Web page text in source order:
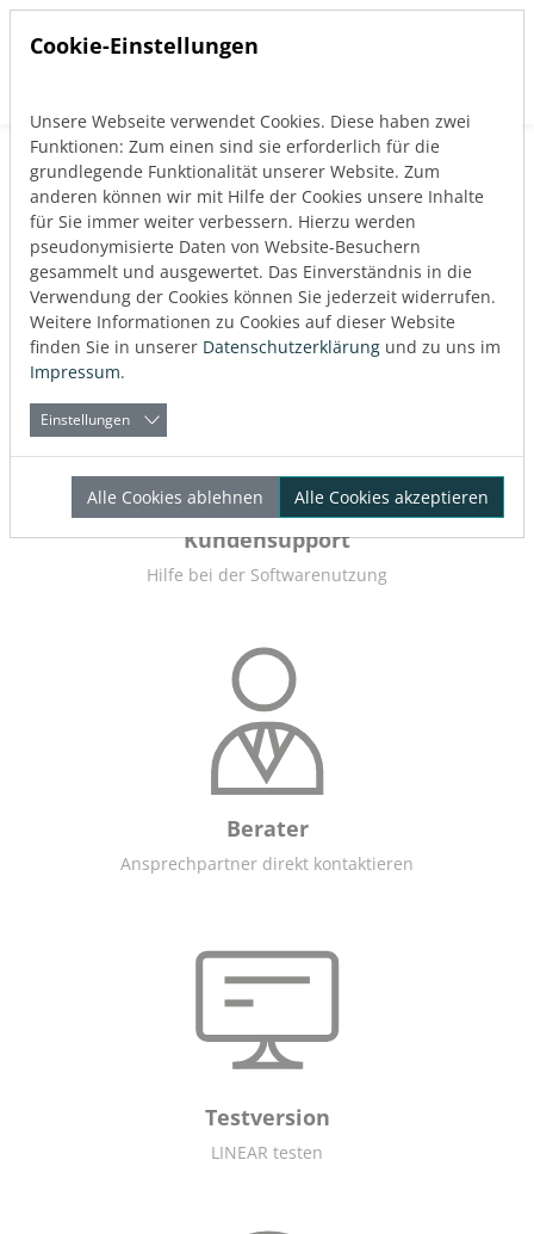
Direkt zur Hauptnavigation springen
Direkt zum Inhalt springen
Kontakt
Kundensupport
Hilfe bei der Softwarenutzung
Berater
Ansprechpartner direkt kontaktieren
Testversion
LINEAR testen
Cookie-Einstellungen
Unsere Webseite verwendet Cookies. Diese haben zwei
Funktionen: Zum einen sind sie erforderlich für die
grundlegende Funktionalität unserer Website. Zum
anderen können wir mit Hilfe der Cookies unsere Inhalte
für Sie immer weiter verbessern. Hierzu werden
pseudonymisierte Daten von Website-Besuchern
gesammelt und ausgewertet. Das Einverständnis in die
Verwendung der Cookies können Sie jederzeit widerrufen.
Weitere Informationen zu Cookies auf dieser Website
finden Sie in unserer Datenschutzerklärung und zu uns im
Impressum.
Einstellungen
Alle Cookies ablehnen Alle Cookies akzeptieren